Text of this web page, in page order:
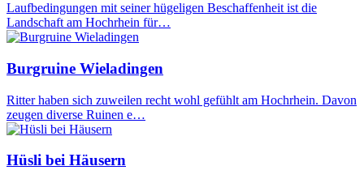
Laufbedingungen mit seiner hügeligen Beschaffenheit ist die
Landschaft am Hochrhein für…
Burgruine Wieladingen
Ritter haben sich zuweilen recht wohl gefühlt am Hochrhein. Davon
zeugen diverse Ruinen e…
Hüsli bei Häusern